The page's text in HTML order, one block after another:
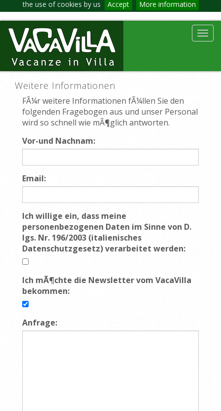
the use of cookies by us Accept More information
Weitere Informationen
FÃ¼r weitere Informationen fÃ¼llen Sie den
folgenden Fragebogen aus und unser Personal
wird so schnell wie mÃ¶glich antworten.
Vor-und Nachnam:
Email:
Ich willige ein, dass meine
personenbezogenen Daten im Sinne von D.
lgs. Nr. 196/2003 (italienisches
Datenschutzgesetz) verarbeitet werden:
Ich mÃ¶chte die Newsletter vom VacaVilla
bekommen:
Anfrage: